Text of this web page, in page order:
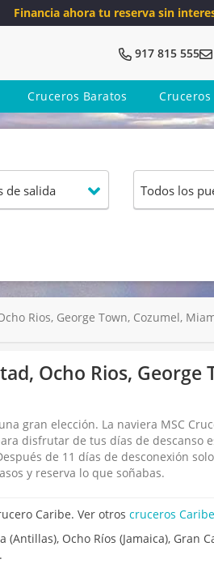
Financia ahora tu reserva sin
917 815 555
Cruceros Baratos
Rios, George Town, Cozumel,
Ocho Rios,
gran elección. La naviera MSC
disfrutar de tus días de descanso
de 11 días de desconexión
y reserva lo que soñabas.
Caribe. Ver otroscruceros Caribe
Ocho Ríos (Jamaica), Gran